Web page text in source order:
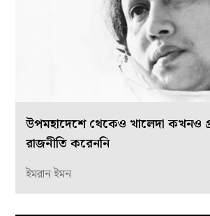
উপমহাদেশে থেকেও খালেদা কখনও
রাজনীতি করেননি
ইমরান ইমন